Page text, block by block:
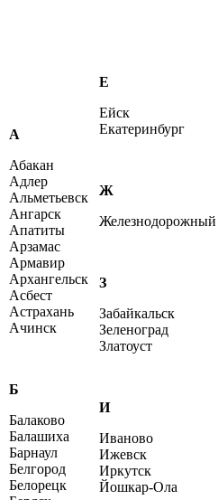
А
Абакан
Адлер
Альметьевск
Ангарск
Апатиты
Арзамас
Армавир
Архангельск
Асбест
Астрахань
Ачинск
Б
Балаково
Балашиха
Барнаул
Белгород
Белорецк
Е
Ейск
Екатеринбург
Ж
Железнодорожный
З
Забайкальск
Зеленоград
Златоуст
И
Иваново
Ижевск
Иркутск
Йошкар-Ола